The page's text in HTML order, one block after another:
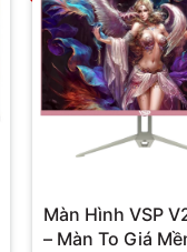
Màn Hình VSP
– Màn To Giá